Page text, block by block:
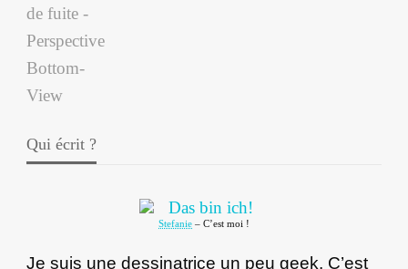
Qui écrit ?
Stefanie – C’est moi !
Je suis une dessinatrice un peu geek. C’est